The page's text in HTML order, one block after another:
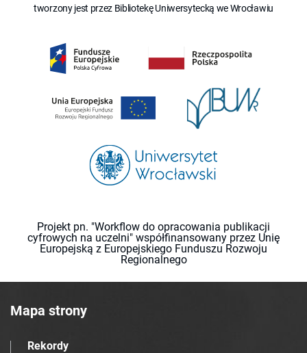
tworzony jest przez Bibliotekę Uniwersytecką we Wrocławiu
Projekt pn. "Workflow do opracowania publikacji
cyfrowych na uczelni" współfinansowany przez Unię
Europejską z Europejskiego Funduszu Rozwoju
Regionalnego
Mapa strony
Rekordy